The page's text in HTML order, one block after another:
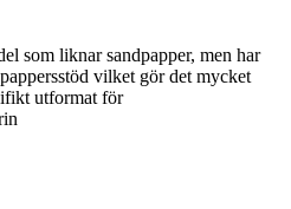
som liknar sandpapper, men har
vilket gör det mycket
utformat för